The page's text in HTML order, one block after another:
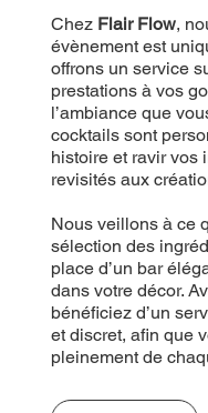
Chez Flair Flow,
évènement est
offrons un service
prestations à vos
l’ambiance que
cocktails sont
histoire et ravir vos
revisités aux
Nous veillons à ce
sélection des
place d’un bar
dans votre décor.
bénéficiez d’un
et discret, afin que
pleinement de